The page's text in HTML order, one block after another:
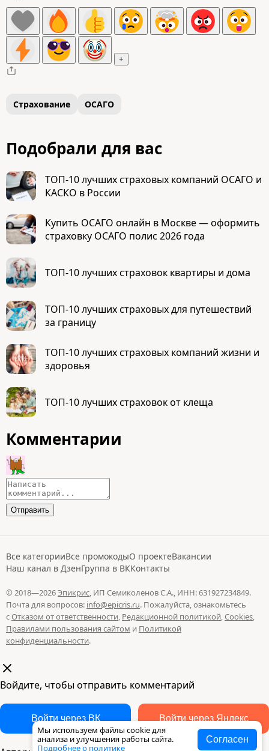
+
Страхование ОСАГО
Подобрали для вас
ТОП-10 лучших страховых компаний ОСАГО и
КАСКО в России
Купить ОСАГО онлайн в Москве — оформить
страховку ОСАГО полис 2026 года
ТОП-10 лучших страховок квартиры и дома
ТОП-10 лучших страховых для путешествий
за границу
ТОП-10 лучших страховых компаний жизни и
здоровья
ТОП-10 лучших страховок от клеща
Комментарии
Все категорииВсе промокодыО проектеВакансии
Наш канал в ДзенГруппа в ВККонтакты
© 2018—2026Эпикрис, ИП Семиколенов С.А., ИНН: 631927234849.
Почта для вопросов: info@epicris.ru. Пожалуйста, ознакомьтесь
сОтказом от ответственности, Редакционной политикой,Cookies,
Правилами пользования сайтом и Политикой
конфиденциальности.
Мы используем файлы cookie для
анализа и улучшения работы сайта.
Подробнее о политике
Согласен
Войдите, чтобы отправить комментарий
Войти через ВК Войти через Яндекс